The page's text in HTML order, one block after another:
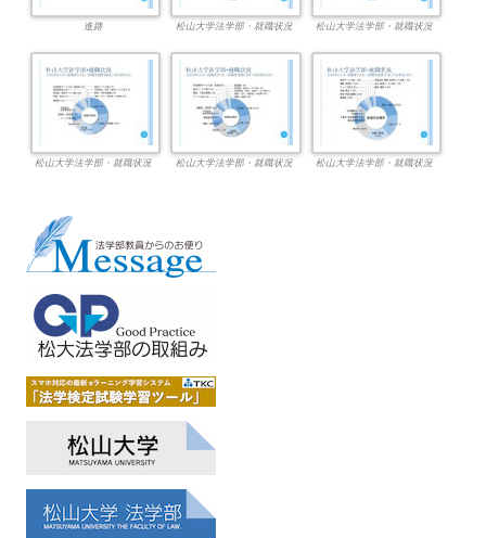
進路 松山大学法学部・就職状況 松山大学法学部・就職状況
松山大学法学部・就職状況 松山大学法学部・就職状況 松山大学法学部・就職状況